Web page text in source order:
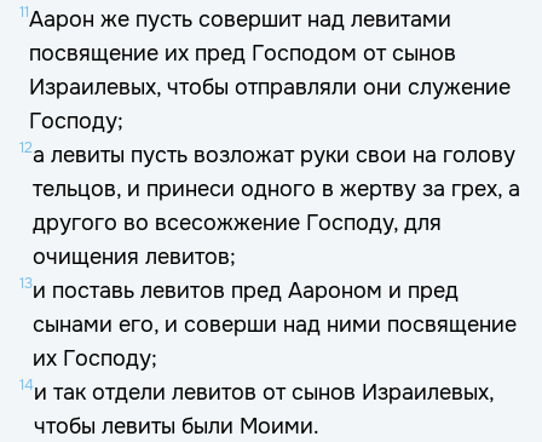
11Аарон же пусть совершит над левитами
посвящение их пред Господом от сынов
Израилевых, чтобы отправляли они служение
Господу;
12а левиты пусть возложат руки свои на голову
тельцов, и принеси одного в жертву за грех, а
другого во всесожжение Господу, для
очищения левитов;
13и поставь левитов пред Аароном и пред
сынами его, и соверши над ними посвящение
их Господу;
14и так отдели левитов от сынов Израилевых,
чтобы левиты были Моими.